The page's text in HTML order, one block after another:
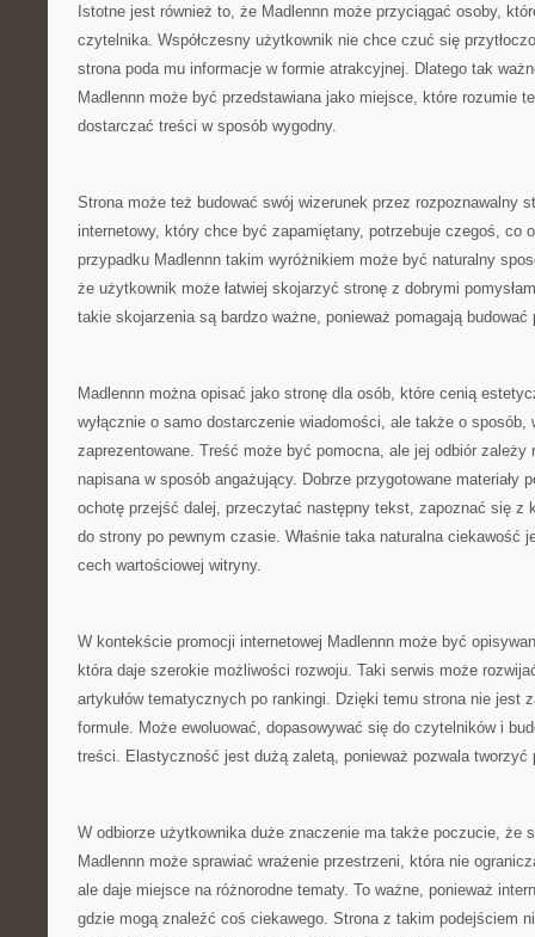
Istotne jest również to, że Madlennn może przyciągać osoby,
czytelnika. Współczesny użytkownik nie chce czuć się
strona poda mu informacje w formie atrakcyjnej. Dlatego tak
Madlennn może być przedstawiana jako miejsce, które rozumie
dostarczać treści w sposób wygodny.
Strona może też budować swój wizerunek przez rozpoznawalny
internetowy, który chce być zapamiętany, potrzebuje czegoś, co
przypadku Madlennn takim wyróżnikiem może być naturalny
że użytkownik może łatwiej skojarzyć stronę z dobrymi
takie skojarzenia są bardzo ważne, ponieważ pomagają budować
Madlennn można opisać jako stronę dla osób, które cenią
wyłącznie o samo dostarczenie wiadomości, ale także o sposób,
zaprezentowane. Treść może być pomocna, ale jej odbiór zależy
napisana w sposób angażujący. Dobrze przygotowane materiały
ochotę przejść dalej, przeczytać następny tekst, zapoznać się z
do strony po pewnym czasie. Właśnie taka naturalna ciekawość
cech wartościowej witryny.
W kontekście promocji internetowej Madlennn może być
która daje szerokie możliwości rozwoju. Taki serwis może
artykułów tematycznych po rankingi. Dzięki temu strona nie jest
formule. Może ewoluować, dopasowywać się do czytelników i
treści. Elastyczność jest dużą zaletą, ponieważ pozwala tworzyć
W odbiorze użytkownika duże znaczenie ma także poczucie, że
Madlennn może sprawiać wrażenie przestrzeni, która nie
ale daje miejsce na różnorodne tematy. To ważne, ponieważ
gdzie mogą znaleźć coś ciekawego. Strona z takim podejściem